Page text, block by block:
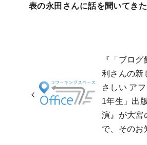
表の永田さんに話を聞いてきた
『「ブロ
利さんの新
さしい ア
1年生」出
演』が大宮
で、そのお